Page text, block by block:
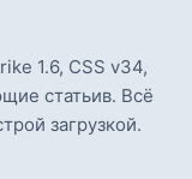
1.6, CSS v34,
статьив. Всё
загрузкой.